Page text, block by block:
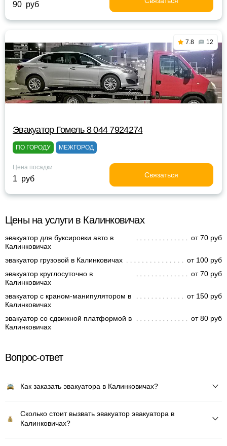
90 руб
7.8 12
Эвакуатор Гомель 8 044 7924274
ПО ГОРОДУ МЕЖГОРОД
Цена посадки
1 руб Связаться
Цены на услуги в Калинковичах
эвакуатор для буксировки авто в
Калинковичах
от 70 руб
эвакуатор грузовой в Калинковичах
от 100 руб
эвакуатор круглосуточно в
Калинковичах
от 70 руб
эвакуатор с краном-манипулятором в
Калинковичах
от 150 руб
эвакуатор со сдвижной платформой в
Калинковичах
от 80 руб
Вопрос-ответ
Как заказать эвакуатора в Калинковичах?
Сколько стоит вызвать эвакуатор эвакуатора в
Калинковичах?